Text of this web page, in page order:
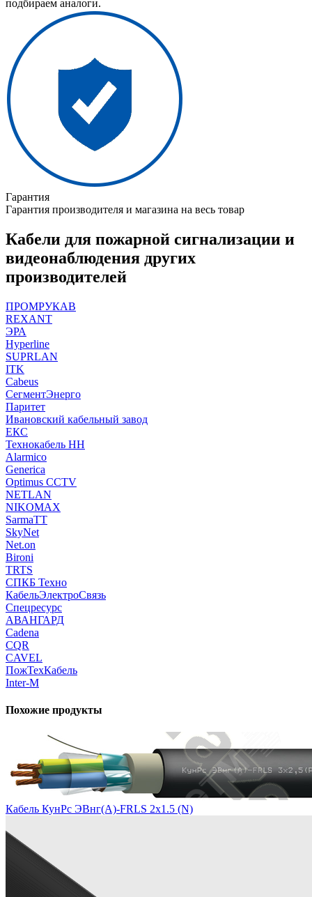
подбираем аналоги.
Гарантия
Гарантия производителя и магазина на весь товар
Кабели для пожарной сигнализации и
видеонаблюдения других
производителей
ПРОМРУКАВ
REXANT
ЭРА
Hyperline
SUPRLAN
ITK
Cabeus
СегментЭнерго
Паритет
Ивановский кабельный завод
ЕКС
Технокабель НН
Alarmico
Generica
Optimus CCTV
NETLAN
NIKOMAX
SarmaTT
SkyNet
Net.on
Bironi
TRTS
СПКБ Техно
КабельЭлектроСвязь
Спецресурс
АВАНГАРД
Cadena
CQR
CAVEL
ПожТехКабель
Inter-M
Похожие продукты
Кабель КунРс ЭВнг(А)-FRLS 2х1.5 (N)